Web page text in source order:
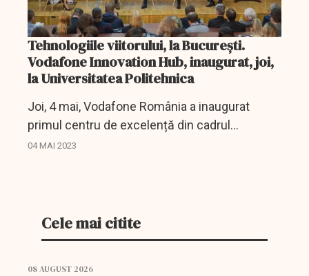
Tehnologiile viitorului, la Bucureşti.
Vodafone Innovation Hub, inaugurat, joi,
la Universitatea Politehnica
Joi, 4 mai, Vodafone România a inaugurat
primul centru de excelență din cadrul
Universității Politehnica din București (UPB) -
04 MAI 2023
Cele mai citite
08 AUGUST 2026